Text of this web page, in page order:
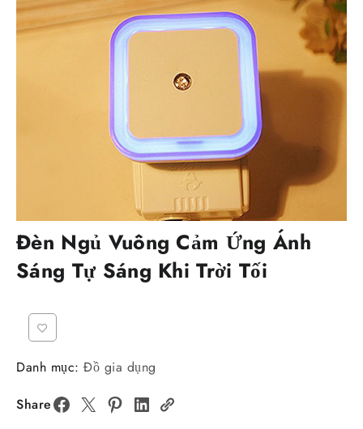
Đèn Ngủ Vuông Cảm Ứng Ánh
Sáng Tự Sáng Khi Trời Tối
Danh mục: Đồ gia dụng
Share